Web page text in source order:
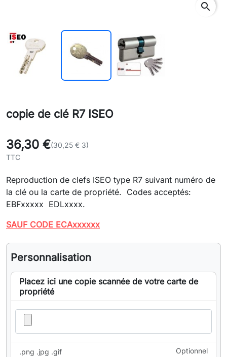
search
copie de clé R7 ISEO
36,30 €(30,25 € 3)
TTC
Reproduction de clefs ISEO type R7 suivant numéro de
la clé ou la carte de propriété. Codes acceptés:
EBFxxxxx EDLxxxx.
SAUF CODE ECAxxxxxx
Personnalisation
Placez ici une copie scannée de votre carte de
propriété
.png .jpg .gif Optionnel